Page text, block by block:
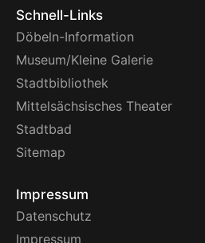
Schnell-Links
Döbeln-Information
Museum/Kleine Galerie
Stadtbibliothek
Mittelsächsisches Theater
Stadtbad
Sitemap
Impressum
Datenschutz
Impressum